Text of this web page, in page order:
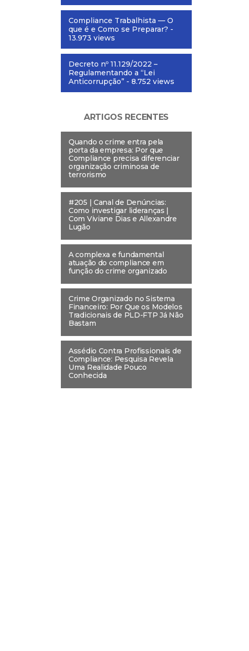
Compliance Trabalhista — O
que é e Como se Preparar? -
13.973 views
Decreto nº 11.129/2022 –
Regulamentando a “Lei
Anticorrupção” - 8.752 views
ARTIGOS RECENTES
Quando o crime entra pela
porta da empresa: Por que
Compliance precisa diferenciar
organização criminosa de
terrorismo
#205 | Canal de Denúncias:
Como investigar lideranças |
Com Viviane Dias e Allexandre
Lugão
A complexa e fundamental
atuação do compliance em
função do crime organizado
Crime Organizado no Sistema
Financeiro: Por Que os Modelos
Tradicionais de PLD-FTP Já Não
Bastam
Assédio Contra Profissionais de
Compliance: Pesquisa Revela
Uma Realidade Pouco
Conhecida